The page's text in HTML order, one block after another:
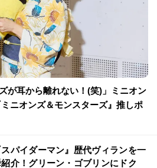
が耳から離れない！(笑)」ミニオン
ニオンズ＆モンスターズ』推しポ
スパイダーマン』歴代ヴィランを一
介！グリーン・ゴブリンにドク